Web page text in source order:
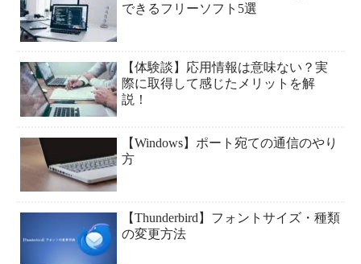
できるフリーソフト5選
【体験談】応用情報は意味ない？実
際に取得して感じたメリットを解
説！
【Windows】ポート宛ての通信のやり
方
【Thunderbird】フォントサイズ・種類
の変更方法